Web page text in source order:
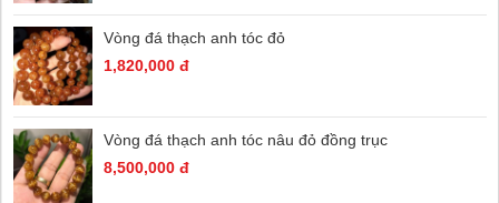
Vòng đá thạch anh tóc đỏ
1,820,000 đ
Vòng đá thạch anh tóc nâu đỏ đồng trục
8,500,000 đ